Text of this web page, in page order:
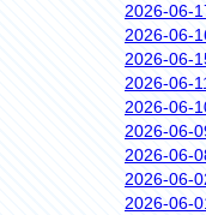
2026-06-
2026-06-
2026-06-
2026-06-
2026-06-
2026-06-
2026-06-
2026-06-
2026-06-